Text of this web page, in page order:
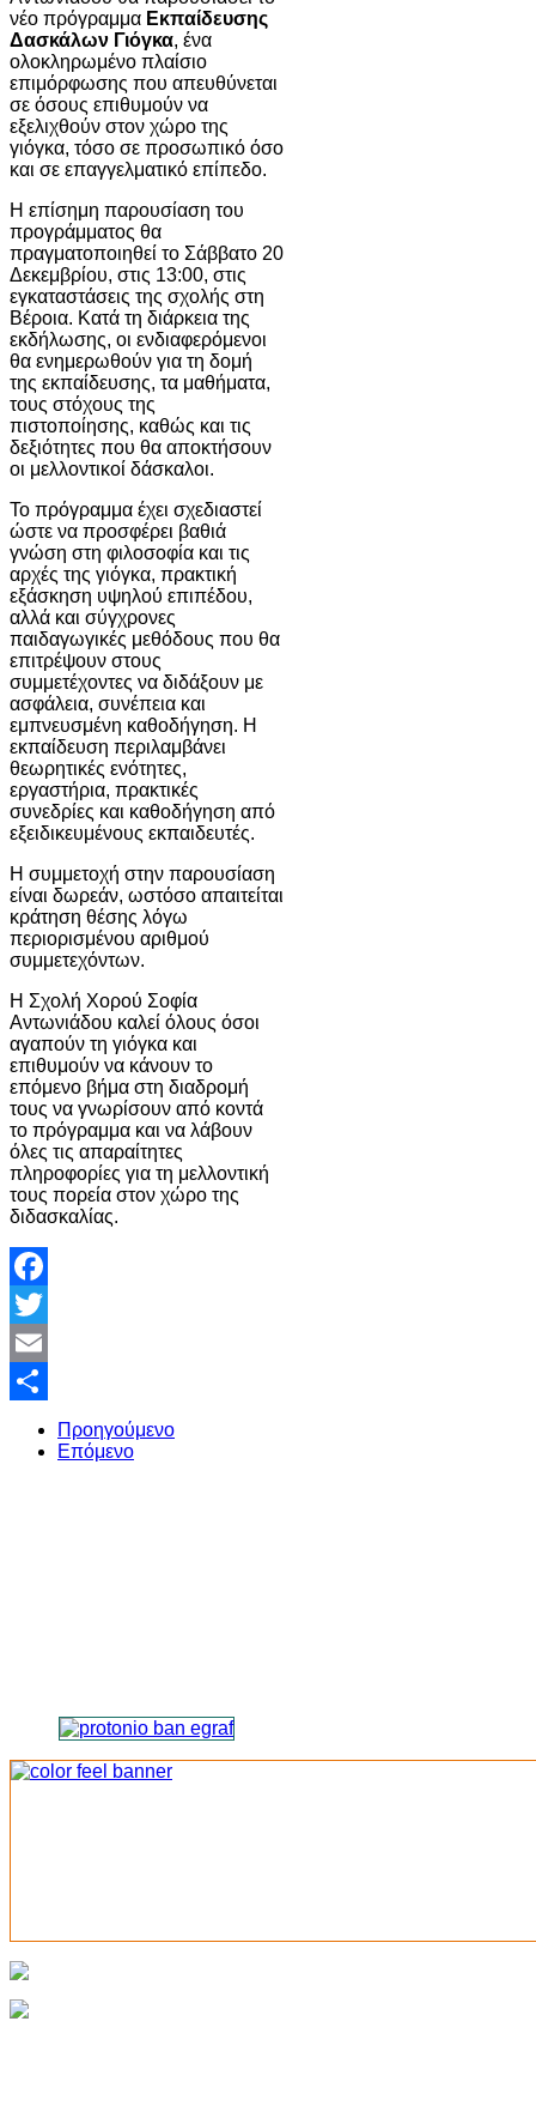
νέο πρόγραμμα Εκπαίδευσης
Δασκάλων Γιόγκα, ένα
ολοκληρωμένο πλαίσιο
επιμόρφωσης που απευθύνεται
σε όσους επιθυμούν να
εξελιχθούν στον χώρο της
γιόγκα, τόσο σε προσωπικό όσο
και σε επαγγελματικό επίπεδο.
Η επίσημη παρουσίαση του
προγράμματος θα
πραγματοποιηθεί το Σάββατο 20
Δεκεμβρίου, στις 13:00, στις
εγκαταστάσεις της σχολής στη
Βέροια. Κατά τη διάρκεια της
εκδήλωσης, οι ενδιαφερόμενοι
θα ενημερωθούν για τη δομή
της εκπαίδευσης, τα μαθήματα,
τους στόχους της
πιστοποίησης, καθώς και τις
δεξιότητες που θα αποκτήσουν
οι μελλοντικοί δάσκαλοι.
Το πρόγραμμα έχει σχεδιαστεί
ώστε να προσφέρει βαθιά
γνώση στη φιλοσοφία και τις
αρχές της γιόγκα, πρακτική
εξάσκηση υψηλού επιπέδου,
αλλά και σύγχρονες
παιδαγωγικές μεθόδους που θα
επιτρέψουν στους
συμμετέχοντες να διδάξουν με
ασφάλεια, συνέπεια και
εμπνευσμένη καθοδήγηση. Η
εκπαίδευση περιλαμβάνει
θεωρητικές ενότητες,
εργαστήρια, πρακτικές
συνεδρίες και καθοδήγηση από
εξειδικευμένους εκπαιδευτές.
Η συμμετοχή στην παρουσίαση
είναι δωρεάν, ωστόσο απαιτείται
κράτηση θέσης λόγω
περιορισμένου αριθμού
συμμετεχόντων.
Η Σχολή Χορού Σοφία
Αντωνιάδου καλεί όλους όσοι
αγαπούν τη γιόγκα και
επιθυμούν να κάνουν το
επόμενο βήμα στη διαδρομή
τους να γνωρίσουν από κοντά
το πρόγραμμα και να λάβουν
όλες τις απαραίτητες
πληροφορίες για τη μελλοντική
τους πορεία στον χώρο της
διδασκαλίας.
Facebook
Twitter
Email
Share
Προηγούμενο
Επόμενο